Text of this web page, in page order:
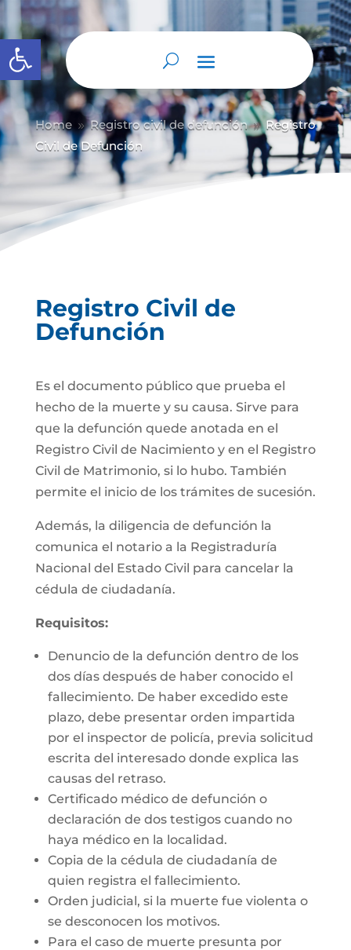
Abrir barra de herramientas
Home 9 Registro civil de defunción 9 Registro
Civil de Defunción
Registro Civil de
Defunción
Es el documento público que prueba el
hecho de la muerte y su causa. Sirve para
que la defunción quede anotada en el
Registro Civil de Nacimiento y en el Registro
Civil de Matrimonio, si lo hubo. También
permite el inicio de los trámites de sucesión.
Además, la diligencia de defunción la
comunica el notario a la Registraduría
Nacional del Estado Civil para cancelar la
cédula de ciudadanía.
Requisitos:
Denuncio de la defunción dentro de los
dos días después de haber conocido el
fallecimiento. De haber excedido este
plazo, debe presentar orden impartida
por el inspector de policía, previa solicitud
escrita del interesado donde explica las
causas del retraso.
Certificado médico de defunción o
declaración de dos testigos cuando no
haya médico en la localidad.
Copia de la cédula de ciudadanía de
quien registra el fallecimiento.
Orden judicial, si la muerte fue violenta o
se desconocen los motivos.
Para el caso de muerte presunta por